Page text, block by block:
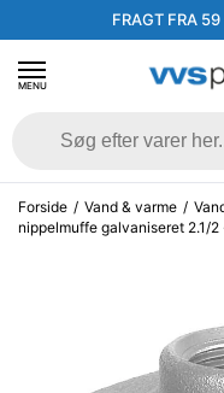
FRAGT FRA
MENU
Forside / Vand & varme /
nippelmuffe galvaniseret 2.1/2